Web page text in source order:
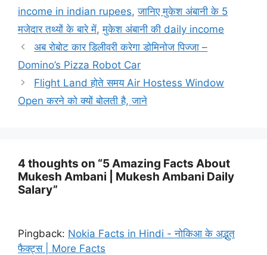
income in indian rupees,जानिए मुकेश अंबानी के 5
मजेदार तथ्यों के बारे में,मुकेश अंबानी की daily income
अब रोबोट कार डिलीवरी करेगा डोमिनोज पिज्जा –
Domino’s Pizza Robot Car
Flight Land होते समय Air Hostess Window
Open करने को क्यों बोलती है, जाने
4 thoughts on “5 Amazing Facts About
Mukesh Ambani | Mukesh Ambani Daily
Salary”
Pingback: Nokia Facts in Hindi - नोकिआ के अद्भुत
फैक्ट्स | More Facts